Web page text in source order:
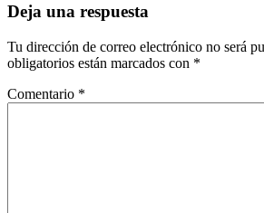
Deja una respuesta
Tu dirección de correo electrónico no será
obligatorios están marcados con *
Comentario *